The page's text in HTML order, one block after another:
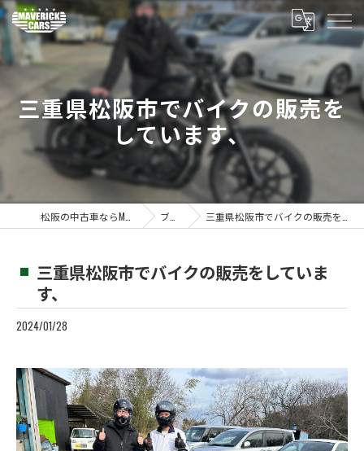
三重県松阪市でバイクの販売を
しています、
ブログ 三重県松阪市でバイクの販売をしています、
三重県松阪市でバイクの販売をしていま
す、
2024/01/28